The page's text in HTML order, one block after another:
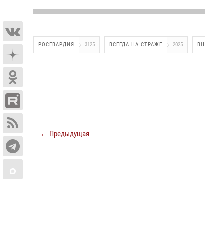
РОСГВАРДИЯ 3125 ВСЕГДА НА СТРАЖЕ 2025
← Предыдущая